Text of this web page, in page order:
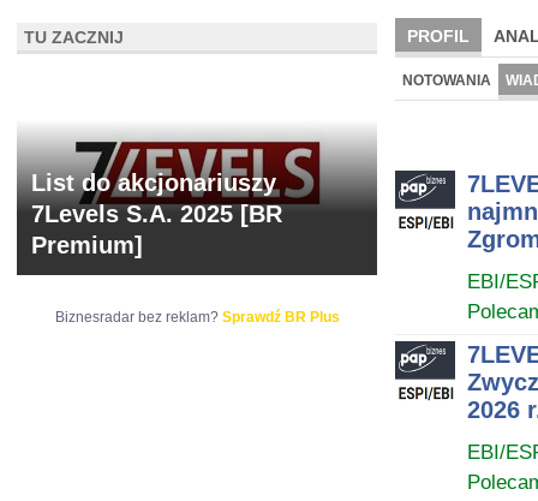
PROFIL
BR LAB
NOTOWANIA
EBI/
2026
EBI/
TU ZACZNIJ
List do akcjonariuszy
7Levels S.A. 2025 [BR
Premium]
Biznesradar bez reklam? Sprawdź BR Plus